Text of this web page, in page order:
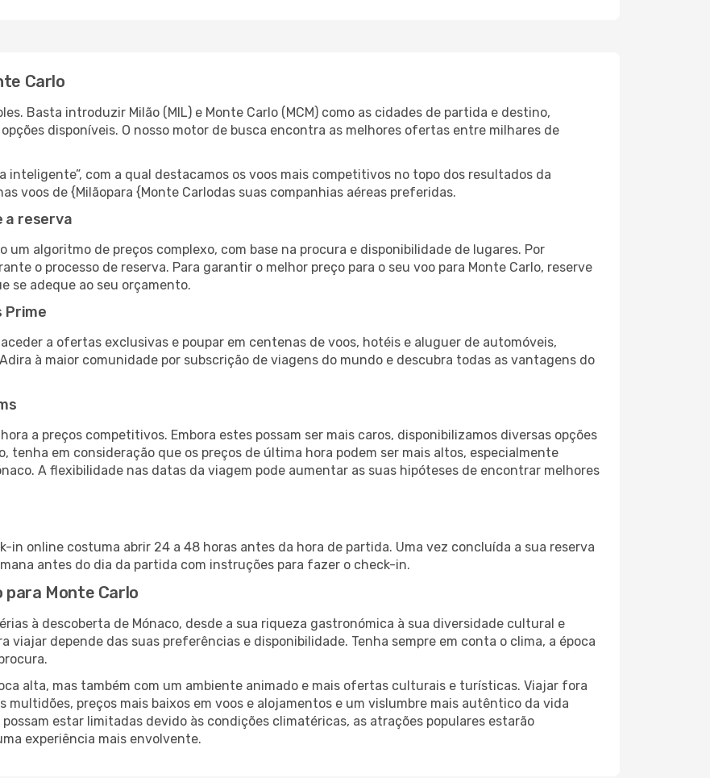
Carlo
Basta introduzir Milão (MIL) e Monte Carlo (MCM) como as cidades de partida e destino,
disponíveis. O nosso motor de busca encontra as melhores ofertas entre milhares de
inteligente”, com a qual destacamos os voos mais competitivos no topo dos resultados da
voos de {Milãopara {Monte Carlodas suas companhias aéreas preferidas.
a reserva
um algoritmo de preços complexo, com base na procura e disponibilidade de lugares. Por
o processo de reserva. Para garantir o melhor preço para o seu voo para Monte Carlo, reserve
se adeque ao seu orçamento.
Prime
aceder a ofertas exclusivas e poupar em centenas de voos, hotéis e aluguer de automóveis,
à maior comunidade por subscrição de viagens do mundo e descubra todas as vantagens do
a preços competitivos. Embora estes possam ser mais caros, disponibilizamos diversas opções
tenha em consideração que os preços de última hora podem ser mais altos, especialmente
A flexibilidade nas datas da viagem pode aumentar as suas hipóteses de encontrar melhores
in online costuma abrir 24 a 48 horas antes da hora de partida. Uma vez concluída a sua reserva
antes do dia da partida com instruções para fazer o check-in.
para Monte Carlo
à descoberta de Mónaco, desde a sua riqueza gastronómica à sua diversidade cultural e
viajar depende das suas preferências e disponibilidade. Tenha sempre em conta o clima, a época
alta, mas também com um ambiente animado e mais ofertas culturais e turísticas. Viajar fora
multidões, preços mais baixos em voos e alojamentos e um vislumbre mais autêntico da vida
estar limitadas devido às condições climatéricas, as atrações populares estarão
experiência mais envolvente.